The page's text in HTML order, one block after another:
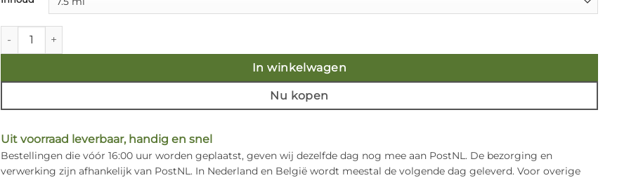
€ 17,50
Peppermint - Californische FES Flower Essences aantal
In winkelwagen
Nu kopen
Uit voorraad leverbaar, handig en snel
Bestellingen die vóór 16:00 uur worden geplaatst, geven wij dezelfde dag nog mee aan PostNL. De bezorging en
verwerking zijn afhankelijk van PostNL. In Nederland en België wordt meestal de volgende dag geleverd. Voor overige